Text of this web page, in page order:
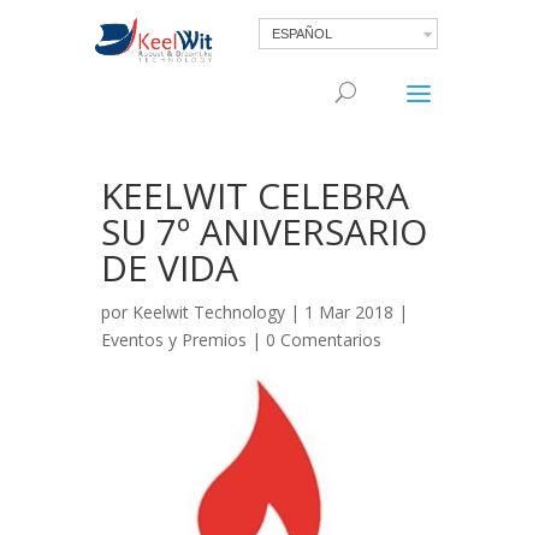
ESPAÑOL
KEELWIT CELEBRA
SU 7º ANIVERSARIO
DE VIDA
por Keelwit Technology | 1 Mar 2018 |
Eventos y Premios | 0 Comentarios